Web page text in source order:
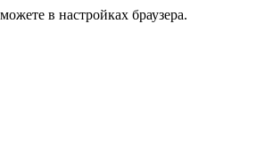
в настройках браузера.